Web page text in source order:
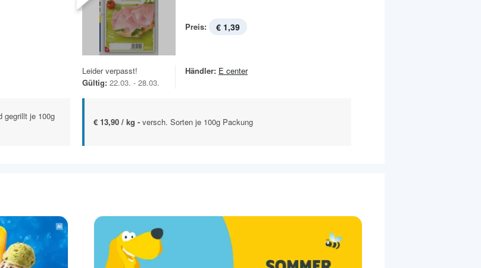
gegrillt je 100g
Preis: € 1,39
Leider verpasst!
Gültig: 22.03. - 28.03.
Händler: E center
€ 13,90 / kg - versch. Sorten je 100g Packung